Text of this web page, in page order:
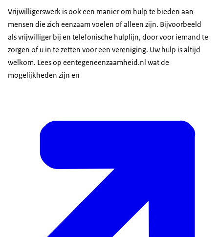
Vrijwilligerswerk is ook een manier om hulp te bieden aan
mensen die zich eenzaam voelen of alleen zijn. Bijvoorbeeld
als vrijwilliger bij en telefonische hulplijn, door voor iemand te
zorgen of u in te zetten voor een vereniging. Uw hulp is altijd
welkom. Lees op eentegeneenzaamheid.nl wat de
mogelijkheden zijn en